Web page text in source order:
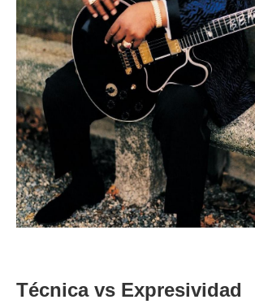
Técnica vs Expresividad